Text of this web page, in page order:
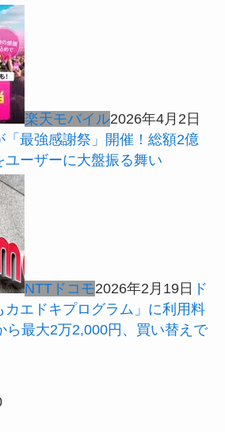
楽天モバイル2026年4月2日
「最強感謝祭」開催！総額2億
ユーザーに大盤振る舞い
NTTドコモ2026年2月19日 ド
カエドキプログラム」に利用料
ら最大2万2,000円、買い替えで